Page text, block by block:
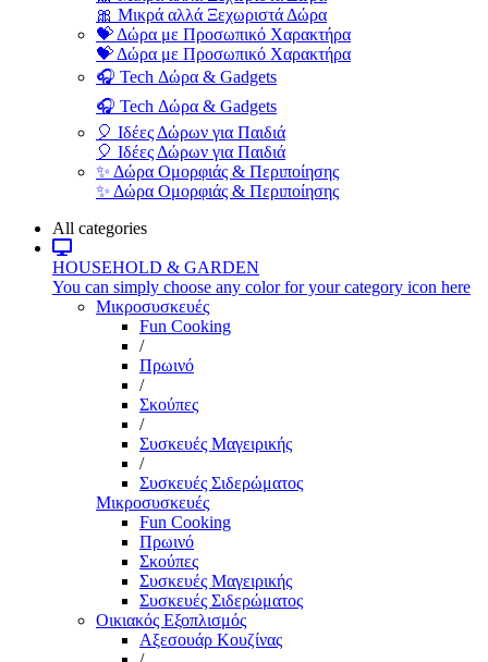
🎀 Μικρά αλλά Ξεχωριστά Δώρα
💝 Δώρα με Προσωπικό Χαρακτήρα
💝 Δώρα με Προσωπικό Χαρακτήρα
🎧 Tech Δώρα & Gadgets
🎧 Tech Δώρα & Gadgets
🎈 Ιδέες Δώρων για Παιδιά
🎈 Ιδέες Δώρων για Παιδιά
✨ Δώρα Ομορφιάς & Περιποίησης
✨ Δώρα Ομορφιάς & Περιποίησης
All categories
HOUSEHOLD & GARDEN
You can simply choose any color for your category icon here
Μικροσυσκευές
Fun Cooking
/
Πρωινό
/
Σκούπες
/
Συσκευές Μαγειρικής
/
Συσκευές Σιδερώματος
Μικροσυσκευές
Fun Cooking
Πρωινό
Σκούπες
Συσκευές Μαγειρικής
Συσκευές Σιδερώματος
Οικιακός Εξοπλισμός
Αξεσουάρ Κουζίνας